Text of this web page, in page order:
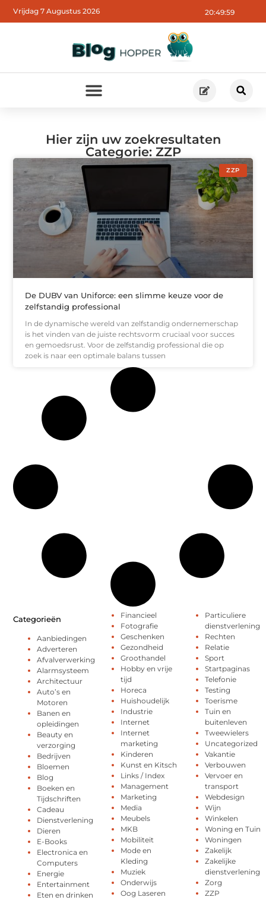
20:49:59
Vrijdag 7 Augustus 2026
Hier zijn uw zoekresultaten
Categorie: ZZP
ZZP
De DUBV van Uniforce: een slimme keuze voor de
zelfstandig professional
In de dynamische wereld van zelfstandig ondernemerschap
is het vinden van de juiste rechtsvorm cruciaal voor succes
en gemoedsrust. Voor de zelfstandig professional die op
zoek is naar een optimale balans tussen
Categorieën
Aanbiedingen
Adverteren
Afvalverwerking
Alarmsysteem
Architectuur
Auto’s en
Motoren
Banen en
opleidingen
Beauty en
verzorging
Bedrijven
Bloemen
Blog
Boeken en
Tijdschriften
Cadeau
Dienstverlening
Dieren
E-Books
Electronica en
Computers
Energie
Entertainment
Eten en drinken
Financieel
Fotografie
Geschenken
Gezondheid
Groothandel
Hobby en vrije
tijd
Horeca
Huishoudelijk
Industrie
Internet
Internet
marketing
Kinderen
Kunst en Kitsch
Links / Index
Management
Marketing
Media
Meubels
MKB
Mobiliteit
Mode en
Kleding
Muziek
Onderwijs
Oog Laseren
Particuliere
dienstverlening
Rechten
Relatie
Sport
Startpaginas
Telefonie
Testing
Toerisme
Tuin en
buitenleven
Tweewielers
Uncategorized
Vakantie
Verbouwen
Vervoer en
transport
Webdesign
Wijn
Winkelen
Woning en Tuin
Woningen
Zakelijk
Zakelijke
dienstverlening
Zorg
ZZP